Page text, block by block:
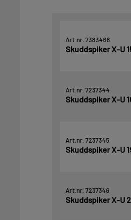
Art.nr. 7383466
Skuddspiker X-U
Art.nr. 7237344
Skuddspiker X-U
Art.nr. 7237345
Skuddspiker X-U
Art.nr. 7237346
Skuddspiker X-U